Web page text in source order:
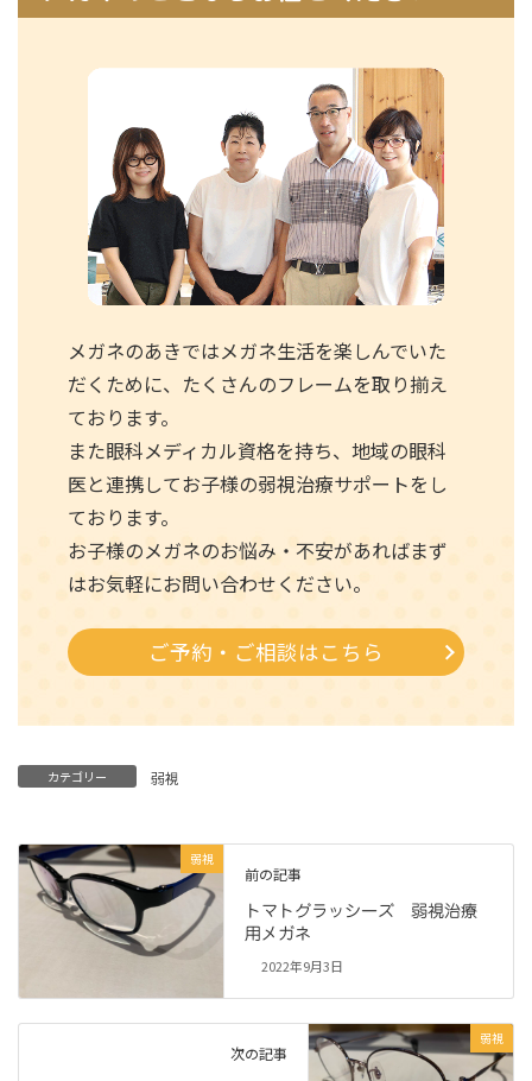
メガネのあきではメガネ生活を楽しんでいた
だくために、たくさんのフレームを取り揃え
ております。
また眼科メディカル資格を持ち、地域の眼科
医と連携してお子様の弱視治療サポートをし
ております。
お子様のメガネのお悩み・不安があればまず
はお気軽にお問い合わせください。
ご予約・ご相談はこちら
カテゴリー 弱視
弱視
前の記事
トマトグラッシーズ 弱視治療
用メガネ
2022年9月3日
弱視
次の記事